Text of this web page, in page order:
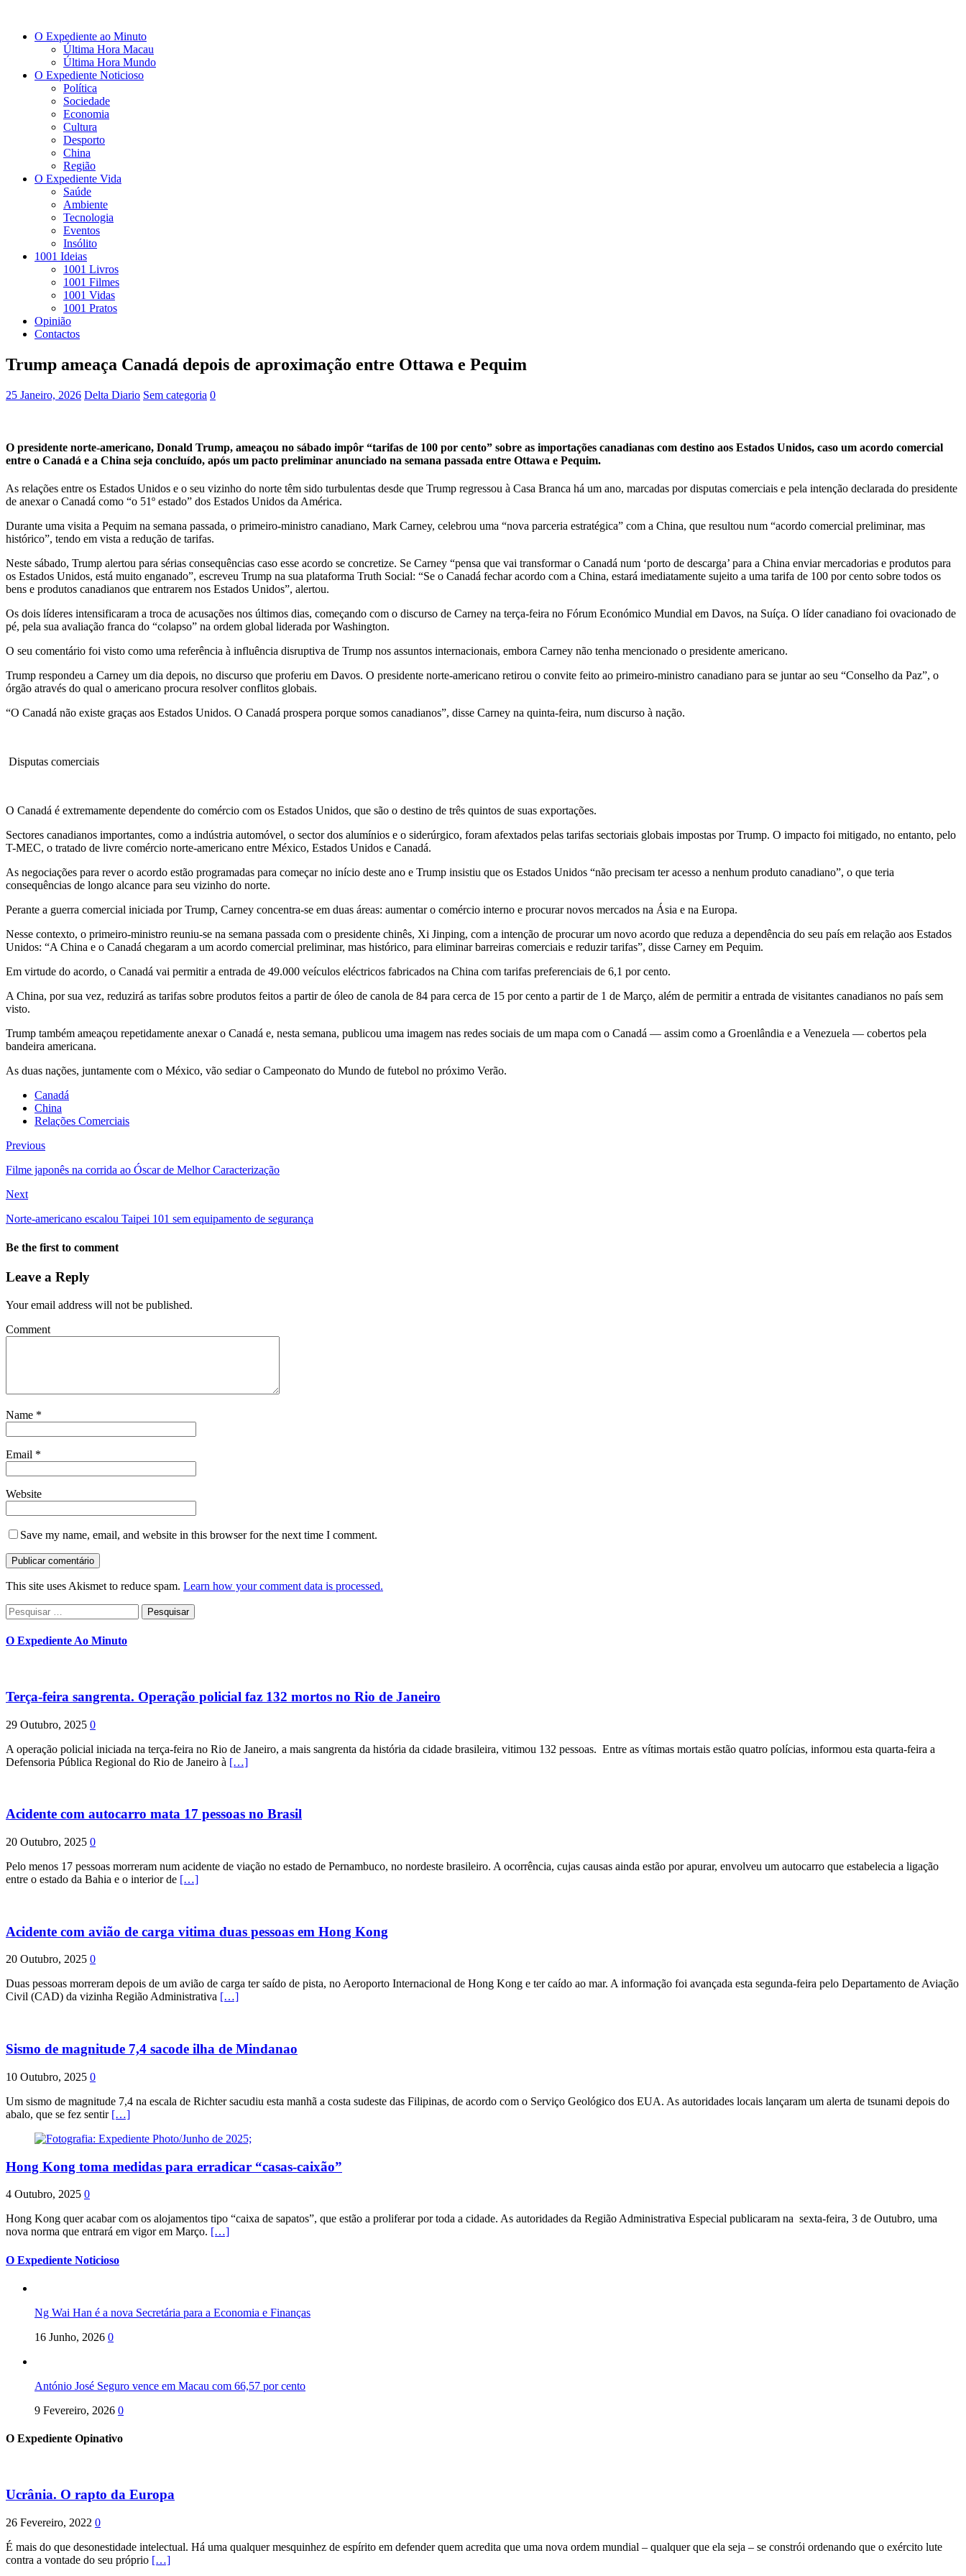
O Expediente ao Minuto
Última Hora Macau
Última Hora Mundo
O Expediente Noticioso
Política
Sociedade
Economia
Cultura
Desporto
China
Região
O Expediente Vida
Saúde
Ambiente
Tecnologia
Eventos
Insólito
1001 Ideias
1001 Livros
1001 Filmes
1001 Vidas
1001 Pratos
Opinião
Contactos
Trump ameaça Canadá depois de aproximação entre Ottawa e Pequim
25 Janeiro, 2026 Delta Diario Sem categoria 0
O presidente norte-americano, Donald Trump, ameaçou no sábado impôr “tarifas de 100 por cento” sobre as importações canadianas com destino aos Estados Unidos, caso um acordo comercial
entre o Canadá e a China seja concluído, após um pacto preliminar anunciado na semana passada entre Ottawa e Pequim.
As relações entre os Estados Unidos e o seu vizinho do norte têm sido turbulentas desde que Trump regressou à Casa Branca há um ano, marcadas por disputas comerciais e pela intenção declarada do presidente
de anexar o Canadá como “o 51º estado” dos Estados Unidos da América.
Durante uma visita a Pequim na semana passada, o primeiro-ministro canadiano, Mark Carney, celebrou uma “nova parceria estratégica” com a China, que resultou num “acordo comercial preliminar, mas
histórico”, tendo em vista a redução de tarifas.
Neste sábado, Trump alertou para sérias consequências caso esse acordo se concretize. Se Carney “pensa que vai transformar o Canadá num ‘porto de descarga’ para a China enviar mercadorias e produtos para
os Estados Unidos, está muito enganado”, escreveu Trump na sua plataforma Truth Social: “Se o Canadá fechar acordo com a China, estará imediatamente sujeito a uma tarifa de 100 por cento sobre todos os
bens e produtos canadianos que entrarem nos Estados Unidos”, alertou.
Os dois líderes intensificaram a troca de acusações nos últimos dias, começando com o discurso de Carney na terça-feira no Fórum Económico Mundial em Davos, na Suíça. O líder canadiano foi ovacionado de
pé, pela sua avaliação franca do “colapso” na ordem global liderada por Washington.
O seu comentário foi visto como uma referência à influência disruptiva de Trump nos assuntos internacionais, embora Carney não tenha mencionado o presidente americano.
Trump respondeu a Carney um dia depois, no discurso que proferiu em Davos. O presidente norte-americano retirou o convite feito ao primeiro-ministro canadiano para se juntar ao seu “Conselho da Paz”, o
órgão através do qual o americano procura resolver conflitos globais.
“O Canadá não existe graças aos Estados Unidos. O Canadá prospera porque somos canadianos”, disse Carney na quinta-feira, num discurso à nação.
Disputas comerciais
O Canadá é extremamente dependente do comércio com os Estados Unidos, que são o destino de três quintos de suas exportações.
Sectores canadianos importantes, como a indústria automóvel, o sector dos alumínios e o siderúrgico, foram afextados pelas tarifas sectoriais globais impostas por Trump. O impacto foi mitigado, no entanto, pelo
T-MEC, o tratado de livre comércio norte-americano entre México, Estados Unidos e Canadá.
As negociações para rever o acordo estão programadas para começar no início deste ano e Trump insistiu que os Estados Unidos “não precisam ter acesso a nenhum produto canadiano”, o que teria
consequências de longo alcance para seu vizinho do norte.
Perante a guerra comercial iniciada por Trump, Carney concentra-se em duas áreas: aumentar o comércio interno e procurar novos mercados na Ásia e na Europa.
Nesse contexto, o primeiro-ministro reuniu-se na semana passada com o presidente chinês, Xi Jinping, com a intenção de procurar um novo acordo que reduza a dependência do seu país em relação aos Estados
Unidos: “A China e o Canadá chegaram a um acordo comercial preliminar, mas histórico, para eliminar barreiras comerciais e reduzir tarifas”, disse Carney em Pequim.
Em virtude do acordo, o Canadá vai permitir a entrada de 49.000 veículos eléctricos fabricados na China com tarifas preferenciais de 6,1 por cento.
A China, por sua vez, reduzirá as tarifas sobre produtos feitos a partir de óleo de canola de 84 para cerca de 15 por cento a partir de 1 de Março, além de permitir a entrada de visitantes canadianos no país sem
visto.
Trump também ameaçou repetidamente anexar o Canadá e, nesta semana, publicou uma imagem nas redes sociais de um mapa com o Canadá — assim como a Groenlândia e a Venezuela — cobertos pela
bandeira americana.
As duas nações, juntamente com o México, vão sediar o Campeonato do Mundo de futebol no próximo Verão.
Canadá
China
Relações Comerciais
Previous
Filme japonês na corrida ao Óscar de Melhor Caracterização
Next
Norte-americano escalou Taipei 101 sem equipamento de segurança
Be the first to comment
Leave a Reply
Your email address will not be published.
Comment
Name *
Email *
Website
Save my name, email, and website in this browser for the next time I comment.
This site uses Akismet to reduce spam. Learn how your comment data is processed.
Pesquisar
por:
O Expediente Ao Minuto
Terça-feira sangrenta. Operação policial faz 132 mortos no Rio de Janeiro
29 Outubro, 2025 0
A operação policial iniciada na terça-feira no Rio de Janeiro, a mais sangrenta da história da cidade brasileira, vitimou 132 pessoas. Entre as vítimas mortais estão quatro polícias, informou esta quarta-feira a
Defensoria Pública Regional do Rio de Janeiro à […]
Acidente com autocarro mata 17 pessoas no Brasil
20 Outubro, 2025 0
Pelo menos 17 pessoas morreram num acidente de viação no estado de Pernambuco, no nordeste brasileiro. A ocorrência, cujas causas ainda estão por apurar, envolveu um autocarro que estabelecia a ligação
entre o estado da Bahia e o interior de […]
Acidente com avião de carga vitima duas pessoas em Hong Kong
20 Outubro, 2025 0
Duas pessoas morreram depois de um avião de carga ter saído de pista, no Aeroporto Internacional de Hong Kong e ter caído ao mar. A informação foi avançada esta segunda-feira pelo Departamento de Aviação
Civil (CAD) da vizinha Região Administrativa […]
Sismo de magnitude 7,4 sacode ilha de Mindanao
10 Outubro, 2025 0
Um sismo de magnitude 7,4 na escala de Richter sacudiu esta manhã a costa sudeste das Filipinas, de acordo com o Serviço Geológico dos EUA. As autoridades locais lançaram um alerta de tsunami depois do
abalo, que se fez sentir […]
Hong Kong toma medidas para erradicar “casas-caixão”
4 Outubro, 2025 0
Hong Kong quer acabar com os alojamentos tipo “caixa de sapatos”, que estão a proliferar por toda a cidade. As autoridades da Região Administrativa Especial publicaram na sexta-feira, 3 de Outubro, uma
nova norma que entrará em vigor em Março. […]
O Expediente Noticioso
Ng Wai Han é a nova Secretária para a Economia e Finanças
16 Junho, 2026 0
António José Seguro vence em Macau com 66,57 por cento
9 Fevereiro, 2026 0
O Expediente Opinativo
Ucrânia. O rapto da Europa
26 Fevereiro, 2022 0
É mais do que desonestidade intelectual. Há uma qualquer mesquinhez de espírito em defender quem acredita que uma nova ordem mundial – qualquer que ela seja – se constrói ordenando que o exército lute
contra a vontade do seu próprio […]